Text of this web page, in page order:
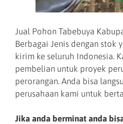
Jual Pohon Tabebuya
Berbagai Jenis dengan stok
kirim ke seluruh Indonesia.
pembelian untuk proyek
perorangan. Anda bisa
perusahaan kami untuk
Jika anda berminat anda